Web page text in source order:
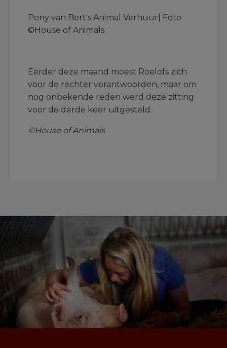
Pony van Bert's Animal Verhuur| Foto:
©House of Animals
Eerder deze maand moest Roelofs zich
voor de rechter verantwoorden, maar om
nog onbekende reden werd deze zitting
voor de derde keer uitgesteld.
©House of Animals